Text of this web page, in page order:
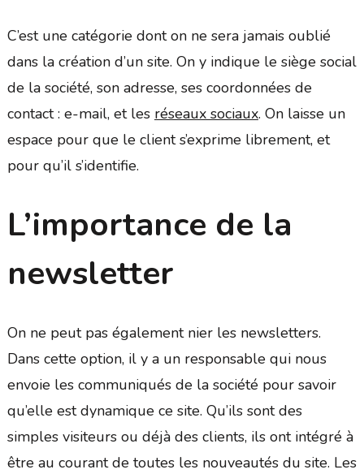
C’est une catégorie dont on ne sera jamais oublié
dans la création d’un site. On y indique le siège social
de la société, son adresse, ses coordonnées de
contact : e-mail, et les réseaux sociaux. On laisse un
espace pour que le client s’exprime librement, et
pour qu’il s’identifie.
L’importance de la
newsletter
On ne peut pas également nier les newsletters.
Dans cette option, il y a un responsable qui nous
envoie les communiqués de la société pour savoir
qu’elle est dynamique ce site. Qu’ils sont des
simples visiteurs ou déjà des clients, ils ont intégré à
être au courant de toutes les nouveautés du site. Les